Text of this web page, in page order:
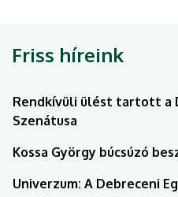
Friss híreink
Rendkívüli ülést tartott a
Szenátusa
Kossa György búcsúzó
Univerzum: A Debreceni